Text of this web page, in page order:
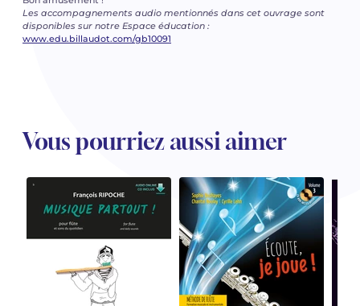
Les accompagnements audio mentionnés dans cet ouvrage sont
disponibles sur notre Espace éducation :
www.edu.billaudot.com/gb10091
Vous pourriez aussi aimer